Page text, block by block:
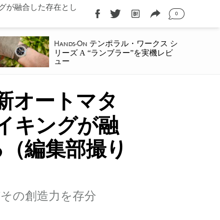
が融合した存在とし
0
Hands-On テンポラル・ワークス シ
リーズ A “ランブラー”を実機レビ
ュー
オートマタ
キングが融
編集部撮り
の創造力を存分